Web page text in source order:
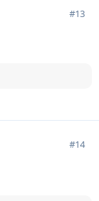
#13
#14